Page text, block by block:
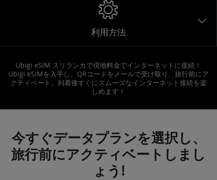
利用方法
Ubigi eSIM スリランカで現地料金でインターネットに接続！
Ubigi eSIMを入手し、QRコードをメールで受け取り、旅行前にア
クティベート。到着後すぐにスムーズなインターネット接続を楽
しめます！
今すぐデータプランを選択し、
旅行前にアクティベートしまし
ょう!